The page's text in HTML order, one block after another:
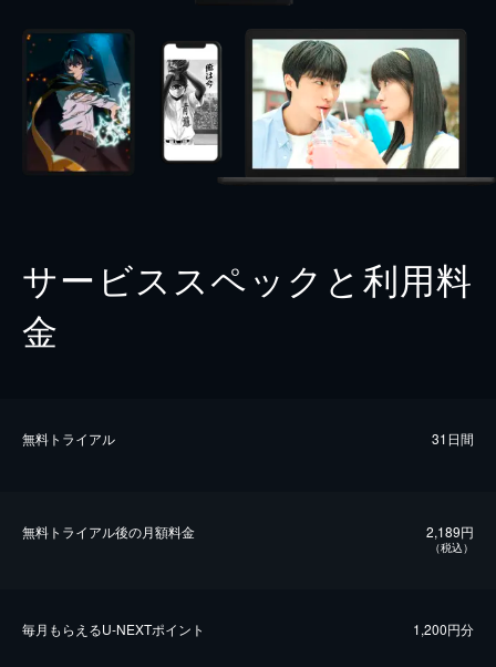
サービススペックと利用料
金
無料トライアル 31日間
無料トライアル後の⽉額料金 2,189円
（税込）
毎⽉もらえるU-NEXTポイント 1,200円分